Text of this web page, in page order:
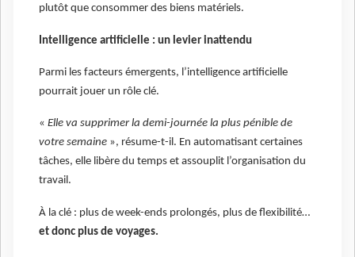
plutôt que consommer des biens matériels.
Intelligence artificielle : un levier inattendu
Parmi les facteurs émergents, l’intelligence artificielle
pourrait jouer un rôle clé.
« Elle va supprimer la demi-journée la plus pénible de
votre semaine », résume-t-il. En automatisant certaines
tâches, elle libère du temps et assouplit l’organisation du
travail.
À la clé : plus de week-ends prolongés, plus de flexibilité…
et donc plus de voyages.